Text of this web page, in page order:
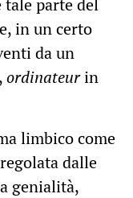
in un certo
da un
ordinateurin
limbico come
dalle
genialità,